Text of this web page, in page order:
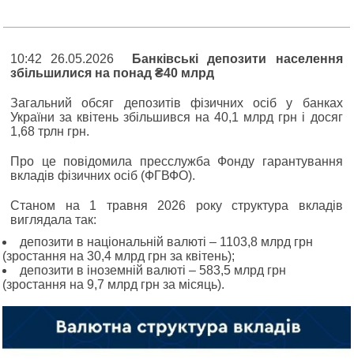
10:42 26.05.2026
Банківські депозити населення
збільшилися на понад ₴40 млрд
Загальний обсяг депозитів фізичних осіб у банках
України за квітень збільшився на 40,1 млрд грн і досяг
1,68 трлн грн.
Про це повідомила пресслужба Фонду гарантування
вкладів фізичних осіб (ФГВФО).
Станом на 1 травня 2026 року структура вкладів
виглядала так:
депозити в національній валюті ‒ 1103,8 млрд грн
(зростання на 30,4 млрд грн за квітень);
депозити в іноземній валюті ‒ 583,5 млрд грн
(зростання на 9,7 млрд грн за місяць).